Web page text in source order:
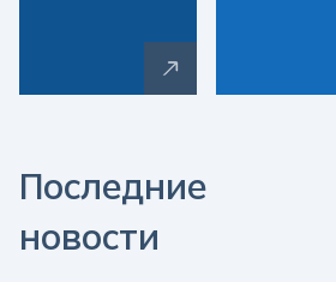
с
аПоследние
новости